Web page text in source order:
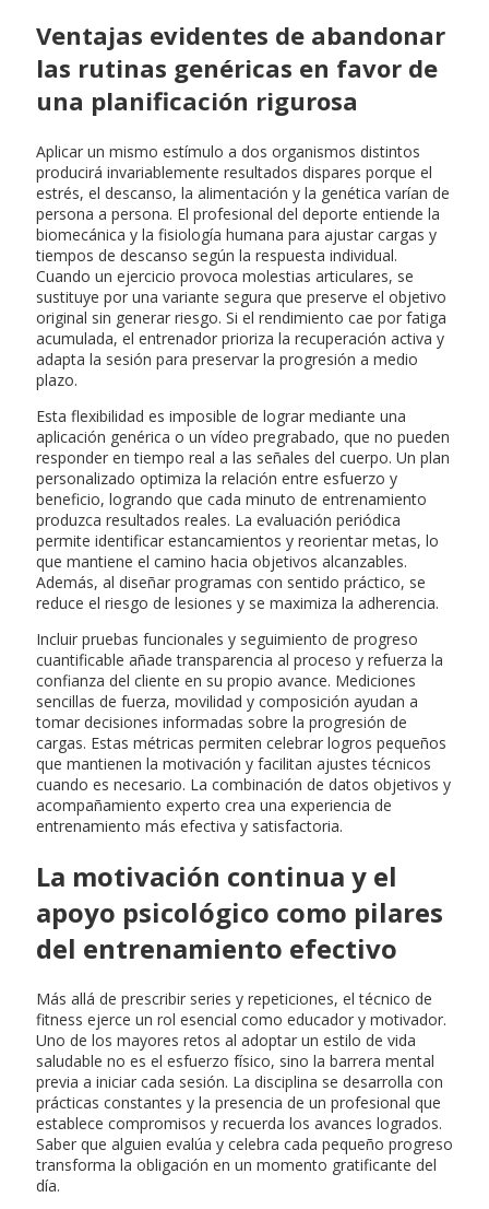
Ventajas evidentes de abandonar
las rutinas genéricas en favor de
una planificación rigurosa
Aplicar un mismo estímulo a dos organismos distintos
producirá invariablemente resultados dispares porque el
estrés, el descanso, la alimentación y la genética varían de
persona a persona. El profesional del deporte entiende la
biomecánica y la fisiología humana para ajustar cargas y
tiempos de descanso según la respuesta individual.
Cuando un ejercicio provoca molestias articulares, se
sustituye por una variante segura que preserve el objetivo
original sin generar riesgo. Si el rendimiento cae por fatiga
acumulada, el entrenador prioriza la recuperación activa y
adapta la sesión para preservar la progresión a medio
plazo.
Esta flexibilidad es imposible de lograr mediante una
aplicación genérica o un vídeo pregrabado, que no pueden
responder en tiempo real a las señales del cuerpo. Un plan
personalizado optimiza la relación entre esfuerzo y
beneficio, logrando que cada minuto de entrenamiento
produzca resultados reales. La evaluación periódica
permite identificar estancamientos y reorientar metas, lo
que mantiene el camino hacia objetivos alcanzables.
Además, al diseñar programas con sentido práctico, se
reduce el riesgo de lesiones y se maximiza la adherencia.
Incluir pruebas funcionales y seguimiento de progreso
cuantificable añade transparencia al proceso y refuerza la
confianza del cliente en su propio avance. Mediciones
sencillas de fuerza, movilidad y composición ayudan a
tomar decisiones informadas sobre la progresión de
cargas. Estas métricas permiten celebrar logros pequeños
que mantienen la motivación y facilitan ajustes técnicos
cuando es necesario. La combinación de datos objetivos y
acompañamiento experto crea una experiencia de
entrenamiento más efectiva y satisfactoria.
La motivación continua y el
apoyo psicológico como pilares
del entrenamiento efectivo
Más allá de prescribir series y repeticiones, el técnico de
fitness ejerce un rol esencial como educador y motivador.
Uno de los mayores retos al adoptar un estilo de vida
saludable no es el esfuerzo físico, sino la barrera mental
previa a iniciar cada sesión. La disciplina se desarrolla con
prácticas constantes y la presencia de un profesional que
establece compromisos y recuerda los avances logrados.
Saber que alguien evalúa y celebra cada pequeño progreso
transforma la obligación en un momento gratificante del
día.